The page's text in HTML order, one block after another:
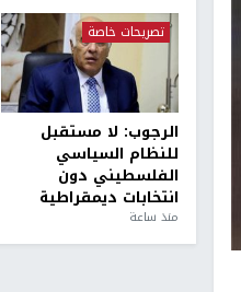
تصريحات خاصة
الرجوب: لا مستقبل
للنظام السياسي
الفلسطيني دون
انتخابات ديمقراطية
منذ ساعة